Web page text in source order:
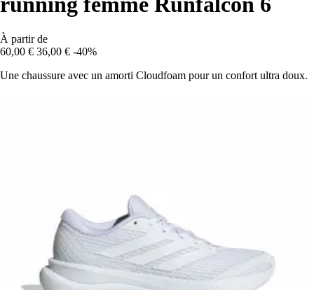
À partir de
60,00 € 36,00 € -40%
Une chaussure avec un amorti Cloudfoam pour un confort ultra doux.